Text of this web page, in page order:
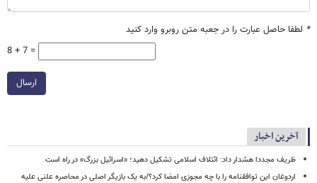
* لطفا حاصل عبارت را در جعبه متن روبرو وارد کنید
8 + 7 =
ارسال
آخرین اخبار
ظریف مجددا هشدار داد: ائتلاف اسلامی تشکیل دهید؛ «اسرائیل بزرگ» در راه است
اردوغان این توافقنامه را با چه مجوزی امضا کرد؟/به یک بازیگر اصلی در محاصره علنی علیه